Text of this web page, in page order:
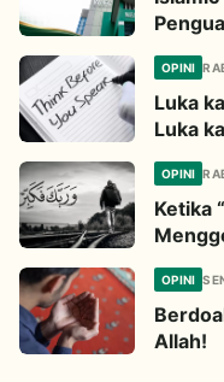
OPINI
Luka
Luka
OPINI
Ketika
OPINI
Allah!